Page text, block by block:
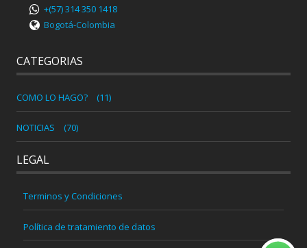
+(57) 314 350 1418
Bogotá-Colombia
CATEGORIAS
COMO LO HAGO? (11)
NOTICIAS (70)
LEGAL
Terminos y Condiciones
Política de tratamiento de datos